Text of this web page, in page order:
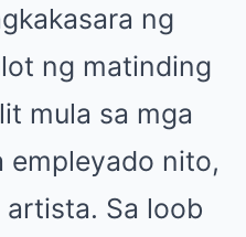
ng
ng matinding
mula sa mga
empleyado nito,
Sa loob